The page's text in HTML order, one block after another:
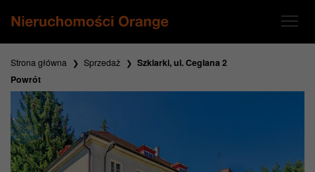
Strona główna Sprzedaż
Szklarki, ul. Ceglana 2
Powrót